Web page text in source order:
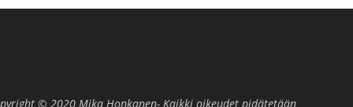
© 2020 Mika Honkanen- Kaikki oikeudet pidätetään